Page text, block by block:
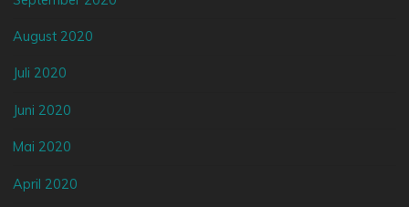
August 2020
Juli 2020
Juni 2020
Mai 2020
April 2020